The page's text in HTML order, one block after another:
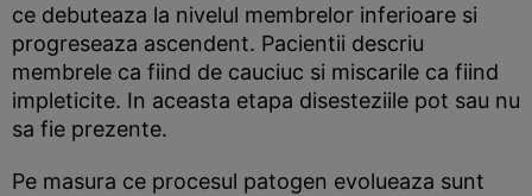
ce debuteaza la nivelul membrelor inferioare si
progreseaza ascendent. Pacientii descriu
membrele ca fiind de cauciuc si miscarile ca fiind
impleticite. In aceasta etapa disesteziile pot sau nu
sa fie prezente.
Pe masura ce procesul patogen evolueaza sunt